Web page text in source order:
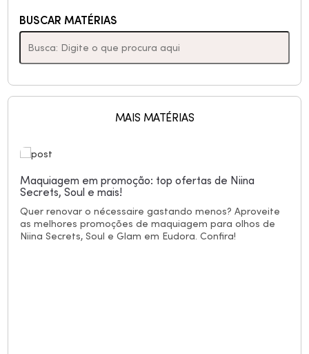
BUSCAR MATÉRIAS
MAIS MATÉRIAS
Maquiagem em promoção: top ofertas de Niina
Secrets, Soul e mais!
Quer renovar o nécessaire gastando menos? Aproveite
as melhores promoções de maquiagem para olhos de
Niina Secrets, Soul e Glam em Eudora. Confira!